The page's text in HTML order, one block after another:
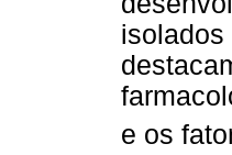
isolados
e os